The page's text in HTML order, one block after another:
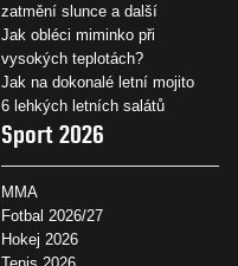
zatmění slunce a další
Jak obléci miminko při
vysokých teplotách?
Jak na dokonalé letní mojito
6 lehkých letních salátů
Sport 2026
MMA
Fotbal 2026/27
Hokej 2026